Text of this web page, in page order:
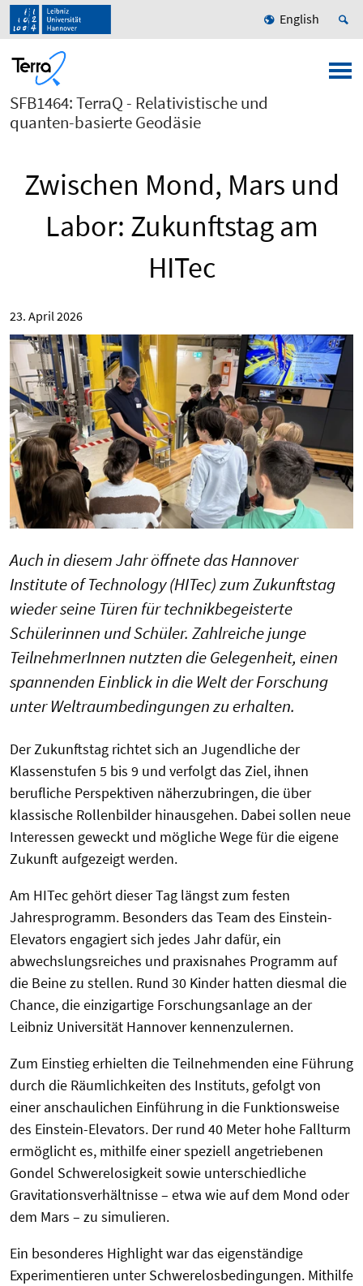
English
SFB1464: TerraQ - Relativistische und
quanten-basierte Geodäsie
Zwischen Mond, Mars und
Labor: Zukunftstag am
HITec
23. April 2026
Auch in diesem Jahr öffnete das Hannover
Institute of Technology (HITec) zum Zukunftstag
wieder seine Türen für technikbegeisterte
Schülerinnen und Schüler. Zahlreiche junge
TeilnehmerInnen nutzten die Gelegenheit, einen
spannenden Einblick in die Welt der Forschung
unter Weltraumbedingungen zu erhalten.
Der Zukunftstag richtet sich an Jugendliche der
Klassenstufen 5 bis 9 und verfolgt das Ziel, ihnen
berufliche Perspektiven näherzubringen, die über
klassische Rollenbilder hinausgehen. Dabei sollen neue
Interessen geweckt und mögliche Wege für die eigene
Zukunft aufgezeigt werden.
Am HITec gehört dieser Tag längst zum festen
Jahresprogramm. Besonders das Team des Einstein-
Elevators engagiert sich jedes Jahr dafür, ein
abwechslungsreiches und praxisnahes Programm auf
die Beine zu stellen. Rund 30 Kinder hatten diesmal die
Chance, die einzigartige Forschungsanlage an der
Leibniz Universität Hannover kennenzulernen.
Zum Einstieg erhielten die Teilnehmenden eine Führung
durch die Räumlichkeiten des Instituts, gefolgt von
einer anschaulichen Einführung in die Funktionsweise
des Einstein-Elevators. Der rund 40 Meter hohe Fallturm
ermöglicht es, mithilfe einer speziell angetriebenen
Gondel Schwerelosigkeit sowie unterschiedliche
Gravitationsverhältnisse – etwa wie auf dem Mond oder
dem Mars – zu simulieren.
Ein besonderes Highlight war das eigenständige
Experimentieren unter Schwerelosbedingungen. Mithilfe